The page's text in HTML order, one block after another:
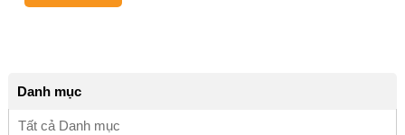
Danh mục
Tất cả Danh mục